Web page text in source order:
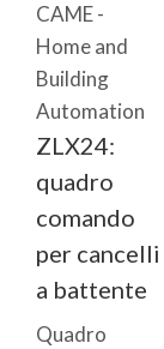
CAME -
Home and
Building
Automation
ZLX24:
quadro
comando
per cancelli
a battente
Quadro